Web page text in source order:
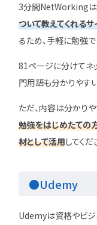
3分間NetWorkingは
ついて教えてくれるサ
るため、手軽に勉強で
81ページに分けてネ
門用語も分かりやす
ただ、内容は分かり
勉強をはじめたての
材として活用してくだ
●Udemy
Udemyは資格やビジ